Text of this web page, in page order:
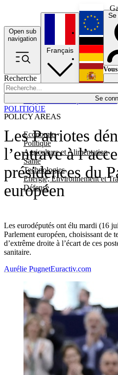
Open sub
navigation
Recherche
Se
POLICY AREAS
Economie
Politique
Agriculture et Alimentation
Santé
Technologies
Energie, Environnement et
Défense
Économie
Français
Les Patriotes
l’entrave à
présidences du
européen
Les eurodéputés ont élu mardi (16
Parlement européen, choisissant de
d’extrême droite à l’écart de ces
sanitaire.
POLITIQUE
Aurélie PugnetEuractiv.com